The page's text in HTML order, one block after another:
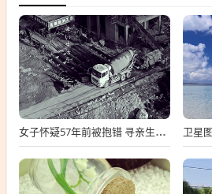
女子怀疑57年前被抱错 寻亲生父母 卫星